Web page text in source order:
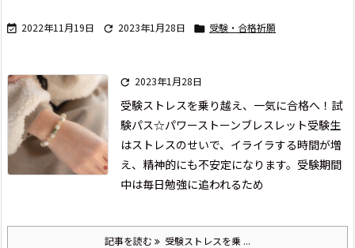
 2022年11月19日  2023年1月28日  受験・合格祈願
 2023年1月28日
受験ストレスを乗り越え、一気に合格へ！試
験パス☆パワーストーンブレスレット受験生
はストレスのせいで、イライラする時間が増
え、 精神的にも不安定になります。 受験期間
中は毎日勉強に追われるため
記事を読む 受験ストレスを乗 ...